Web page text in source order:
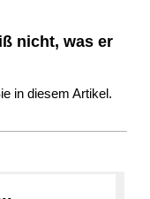
nicht, was er
in diesem Artikel.